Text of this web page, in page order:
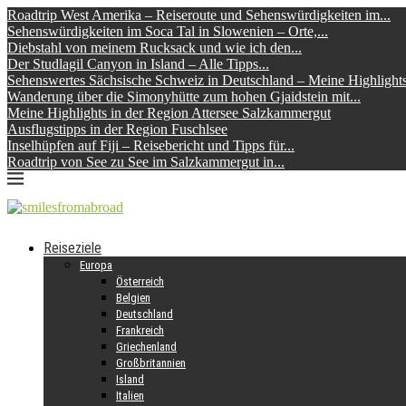
Roadtrip West Amerika – Reiseroute und Sehenswürdigkeiten im...
Sehenswürdigkeiten im Soca Tal in Slowenien – Orte,...
Diebstahl von meinem Rucksack und wie ich den...
Der Studlagil Canyon in Island – Alle Tipps...
Sehenswertes Sächsische Schweiz in Deutschland – Meine
Wanderung über die Simonyhütte zum hohen Gjaidstein mit...
Meine Highlights in der Region Attersee Salzkammergut
Ausflugstipps in der Region Fuschlsee
Inselhüpfen auf Fiji – Reisebericht und Tipps für...
Roadtrip von See zu See im Salzkammergut in...
Reiseziele
Europa
Österreich
Belgien
Deutschland
Frankreich
Griechenland
Großbritannien
Island
Italien